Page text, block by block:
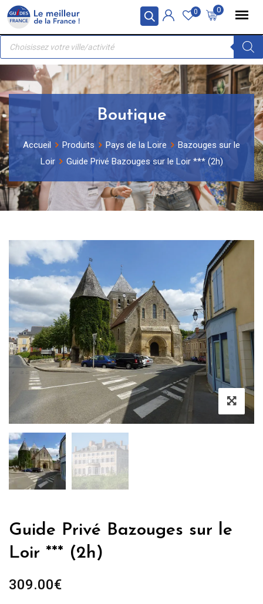
Panneau de gestion des cookies
Skip
content
0
0
Recherche
produits
Boutique
Accueil Produits Pays de la Loire
Bazouges sur le
Loir
Guide Privé Bazouges sur le Loir *** (2h)
Guide Privé Bazouges sur le
Loir *** (2h)
309.00€